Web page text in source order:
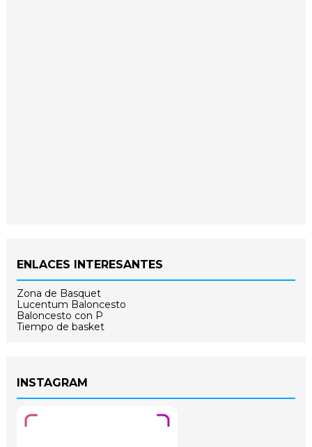
ENLACES INTERESANTES
Zona de Basquet
Lucentum Baloncesto
Baloncesto con P
Tiempo de basket
INSTAGRAM